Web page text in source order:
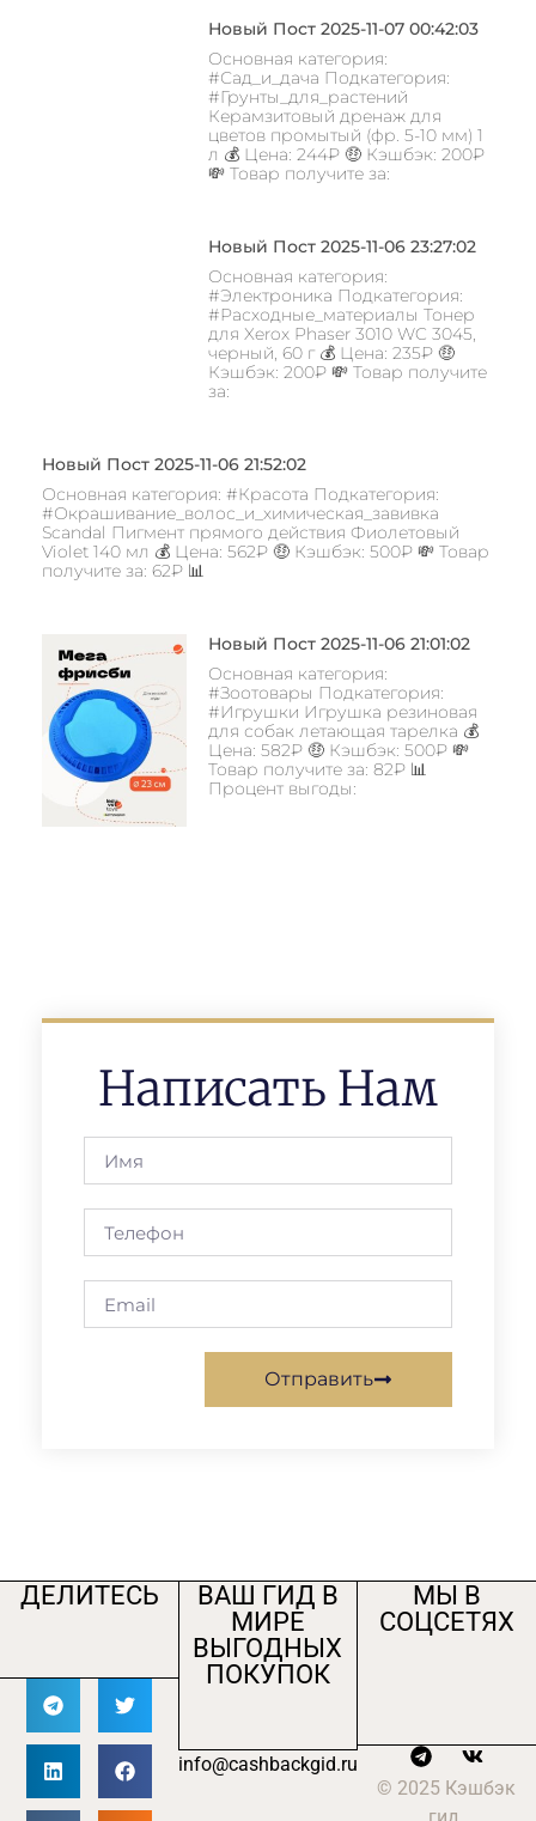
Новый Пост 2025-11-07 00:42:03
Основная категория:
#Сад_и_дача Подкатегория:
#Грунты_для_растений
Керамзитовый дренаж для
цветов промытый (фр. 5-10 мм) 1
л 💰 Цена: 244₽ 🤑 Кэшбэк: 200₽
💸 Товар получите за:
Новый Пост 2025-11-06 23:27:02
Основная категория:
#Электроника Подкатегория:
#Расходные_материалы Тонер
для Xerox Phaser 3010 WC 3045,
черный, 60 г 💰 Цена: 235₽ 🤑
Кэшбэк: 200₽ 💸 Товар получите
за:
Новый Пост 2025-11-06 21:52:02
Основная категория: #Красота Подкатегория:
#Окрашивание_волос_и_химическая_завивка
Scandal Пигмент прямого действия Фиолетовый
Violet 140 мл 💰 Цена: 562₽ 🤑 Кэшбэк: 500₽ 💸 Товар
получите за: 62₽ 📊
Новый Пост 2025-11-06 21:01:02
Основная категория:
#Зоотовары Подкатегория:
#Игрушки Игрушка резиновая
для собак летающая тарелка 💰
Цена: 582₽ 🤑 Кэшбэк: 500₽ 💸
Товар получите за: 82₽ 📊
Процент выгоды:
Написать Нам
Отправить
ДЕЛИТЕСЬ
ВАШ ГИД В
МИРЕ
ВЫГОДНЫХ
ПОКУПОК
info@cashbackgid.ru
МЫ В
СОЦСЕТЯХ
© 2025 Кэшбэк